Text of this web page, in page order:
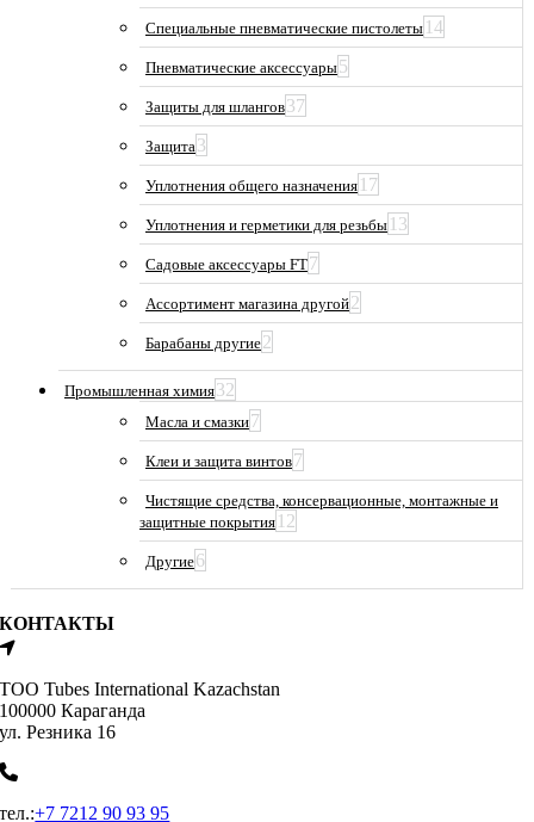
Специальные пневматические пистолеты 14
Пневматические аксессуары5
Защиты для шлангов37
Защита3
Уплотнения общего назначения 17
Уплотнения и герметики для резьбы 13
Садовые аксессуары FT7
Ассортимент магазина другой2
Барабаны другие2
Промышленная химия32
Масла и смазки7
Клеи и защита винтов7
Чистящие средства, консервационные, монтажные и
защитные покрытия 12
Другие6
КОНТАКТЫ
ТОО Tubes International Kazachstan
100000 Караганда
ул. Резника 16
тел.:+7 7212 90 93 95